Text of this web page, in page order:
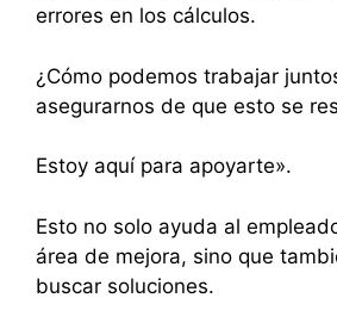
errores en los cálculos.
¿Cómo podemos trabajar
asegurarnos de que esto se
Estoy aquí para apoyarte».
Esto no solo ayuda al
área de mejora, sino que
buscar soluciones.